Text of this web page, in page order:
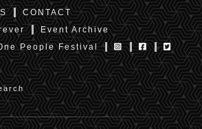
CONTACT
Event Archive
People Festival